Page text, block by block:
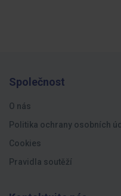
Společnost
O nás
Politika ochrany osobních
Cookies
Pravidla soutěží